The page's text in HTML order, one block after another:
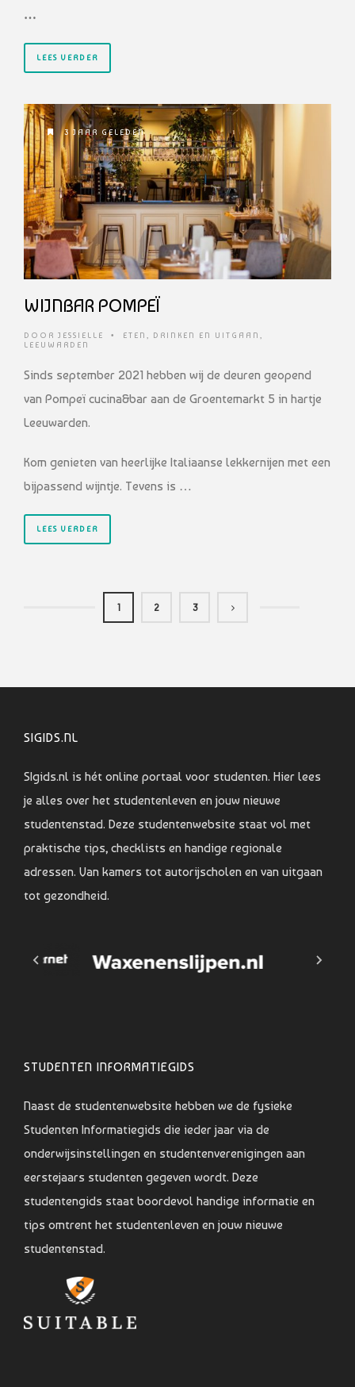
…
LEES VERDER
3 JAAR GELEDEN
WIJNBAR POMPEÏ
DOOR JESSIELLE • ETEN, DRINKEN EN UITGAAN ,
LEEUWARDEN
Sinds september 2021 hebben wij de deuren geopend
van Pompeï cucina&bar aan de Groentemarkt 5 in hartje
Leeuwarden.
Kom genieten van heerlijke Italiaanse lekkernijen met een
bijpassend wijntje. Tevens is …
LEES VERDER
1 2 3
SIGIDS.NL
SIgids.nl is hét online portaal voor studenten. Hier lees
je alles over het studentenleven en jouw nieuwe
studentenstad. Deze studentenwebsite staat vol met
praktische tips, checklists en handige regionale
adressen. Van kamers tot autorijscholen en van uitgaan
tot gezondheid.
STUDENTEN INFORMATIEGIDS
Naast de studentenwebsite hebben we de fysieke
Studenten Informatiegids die ieder jaar via de
onderwijsinstellingen en studentenverenigingen aan
eerstejaars studenten gegeven wordt. Deze
studentengids staat boordevol handige informatie en
tips omtrent het studentenleven en jouw nieuwe
studentenstad.